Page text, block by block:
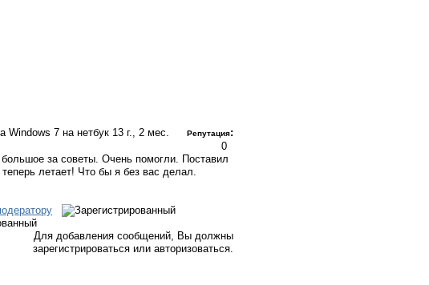
Windows 7 на нетбук 13 г., 2 мес.
Репутация:
0
за советы. Очень помогли. Поставил
теперь летает! Что бы я без вас делал.
Для добавления сообщений, Вы должны
зарегистрироваться или авторизоваться.